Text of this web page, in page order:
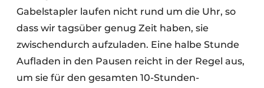
Gabelstapler laufen nicht rund um die Uhr, so
dass wir tagsüber genug Zeit haben, sie
zwischendurch aufzuladen. Eine halbe Stunde
Aufladen in den Pausen reicht in der Regel aus,
um sie für den gesamten 10-Stunden-